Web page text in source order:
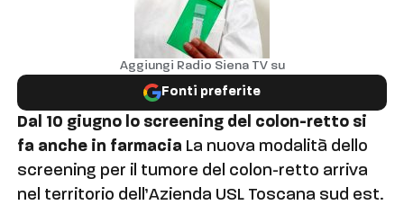
Aggiungi Radio Siena TV su
Fonti preferite
Dal 10 giugno lo screening del colon-retto si
fa anche in farmacia La nuova modalità dello
screening per il tumore del colon-retto arriva
nel territorio dell’Azienda USL Toscana sud est.